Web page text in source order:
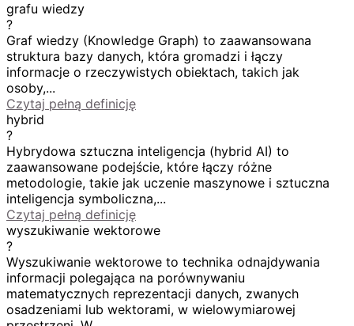
grafu wiedzy
?
Graf wiedzy (Knowledge Graph) to zaawansowana
struktura bazy danych, która gromadzi i łączy
informacje o rzeczywistych obiektach, takich jak
osoby,...
Czytaj pełną definicję
hybrid
?
Hybrydowa sztuczna inteligencja (hybrid AI) to
zaawansowane podejście, które łączy różne
metodologie, takie jak uczenie maszynowe i sztuczna
inteligencja symboliczna,...
Czytaj pełną definicję
wyszukiwanie wektorowe
?
Wyszukiwanie wektorowe to technika odnajdywania
informacji polegająca na porównywaniu
matematycznych reprezentacji danych, zwanych
osadzeniami lub wektorami, w wielowymiarowej